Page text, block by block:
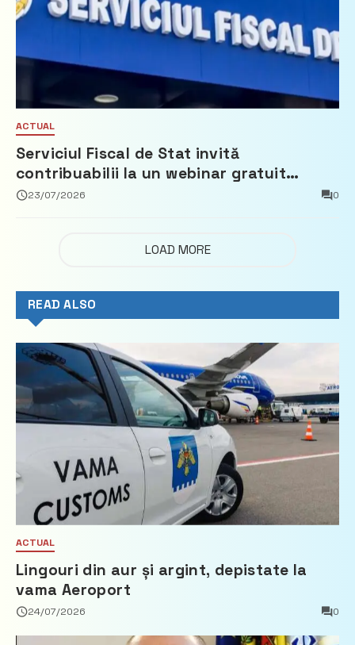
ACTUAL
Serviciul Fiscal de Stat invită
contribuabilii la un webinar gratuit
privind calculul impozitului pe bunurile
23/07/2026 0
LOAD MORE
READ ALSO
ACTUAL
Lingouri din aur și argint, depistate la
vama Aeroport
24/07/2026 0